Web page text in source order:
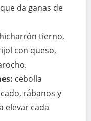
da ganas de
tierno,
con queso,
cebolla
rábanos y
elevar cada